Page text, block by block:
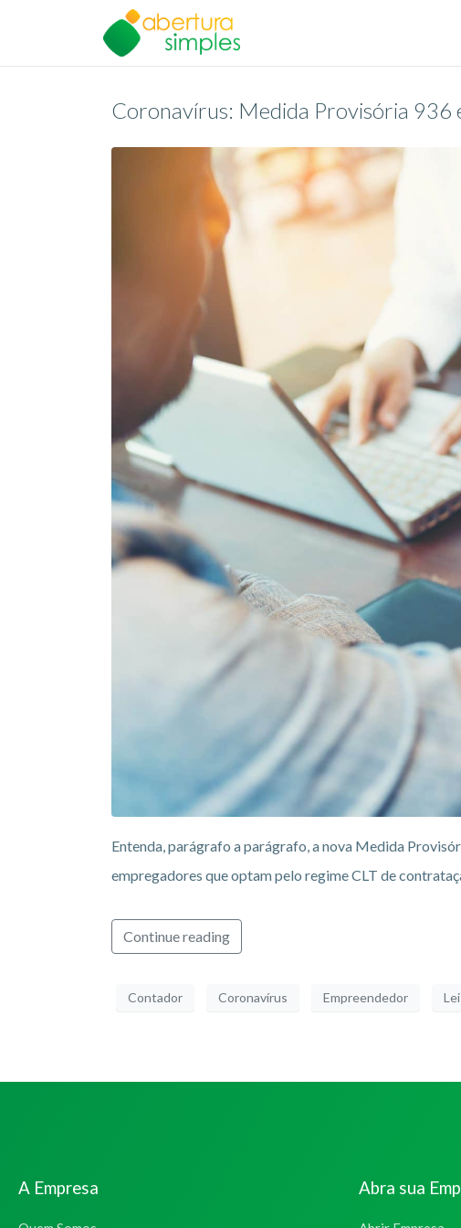
Coronavírus: Medida Provisória 936
Entenda, parágrafo a parágrafo, a nova Medida
empregadores que optam pelo regime CLT de
Continue reading
Contador Coronavírus Empreendedor
A Empresa Abra sua